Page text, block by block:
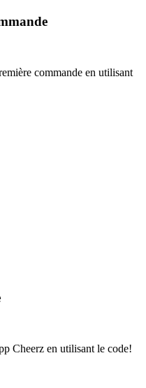
commande en utilisant
Cheerz en utilisant le code!